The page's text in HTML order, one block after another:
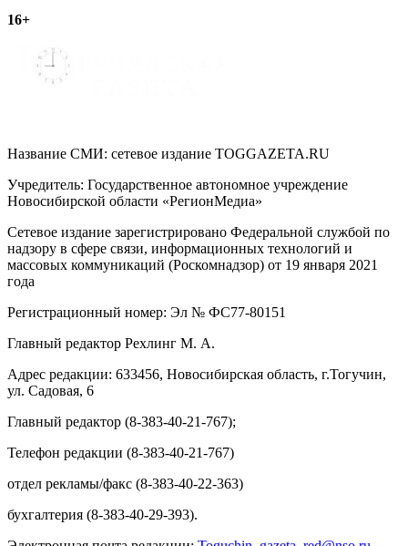
записям
16+
Название СМИ: cетевое издание TOGGAZETA.RU
Учредитель: Государственное автономное учреждение
Новосибирской области «РегионМедиа»
Сетевое издание зарегистрировано Федеральной службой по
надзору в сфере связи, информационных технологий и
массовых коммуникаций (Роскомнадзор) от 19 января 2021
года
Регистрационный номер: Эл № ФС77-80151
Главный редактор Рехлинг М. А.
Адрес редакции: 633456, Новосибирская область, г.Тогучин,
ул. Садовая, 6
Главный редактор (8-383-40-21-767);
Телефон редакции (8-383-40-21-767)
отдел рекламы/факс (8-383-40-22-363)
бухгалтерия (8-383-40-29-393).